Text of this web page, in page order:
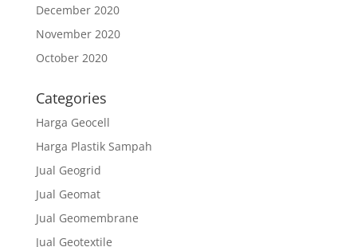
December 2020
November 2020
October 2020
Categories
Harga Geocell
Harga Plastik Sampah
Jual Geogrid
Jual Geomat
Jual Geomembrane
Jual Geotextile